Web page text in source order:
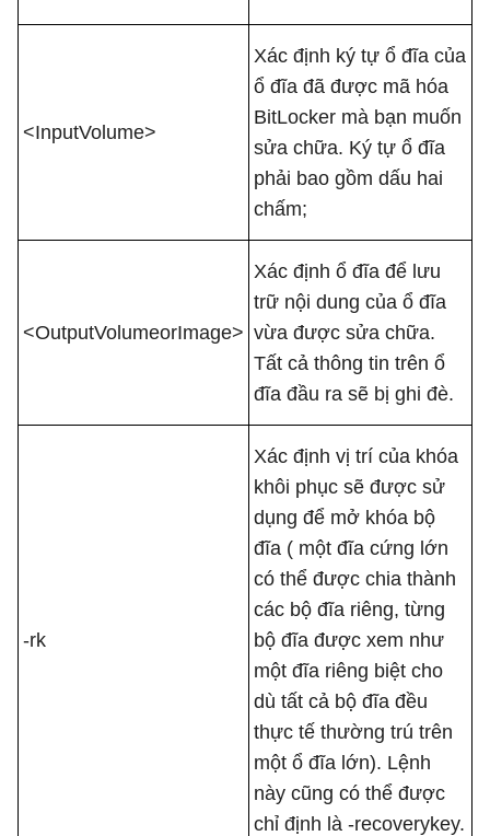
<InputVolume>
Xác định ký tự ổ đĩa của
ổ đĩa đã được mã hóa
BitLocker mà bạn muốn
sửa chữa. Ký tự ổ đĩa
phải bao gồm dấu hai
chấm;
<OutputVolumeorImage>
Xác định ổ đĩa để lưu
trữ nội dung của ổ đĩa
vừa được sửa chữa.
Tất cả thông tin trên ổ
đĩa đầu ra sẽ bị ghi đè.
-rk
Xác định vị trí của khóa
khôi phục sẽ được sử
dụng để mở khóa bộ
đĩa ( một đĩa cứng lớn
có thể được chia thành
các bộ đĩa riêng, từng
bộ đĩa được xem như
một đĩa riêng biệt cho
dù tất cả bộ đĩa đều
thực tế thường trú trên
một ổ đĩa lớn). Lệnh
này cũng có thể được
chỉ định là -recoverykey.